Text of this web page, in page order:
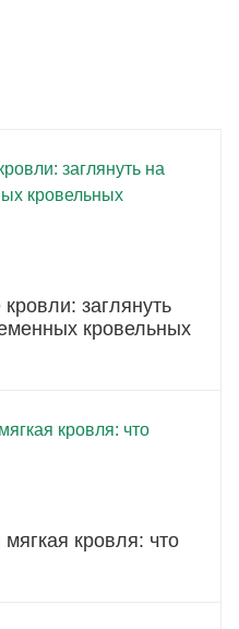
заглянуть
кровельных
кровля: что